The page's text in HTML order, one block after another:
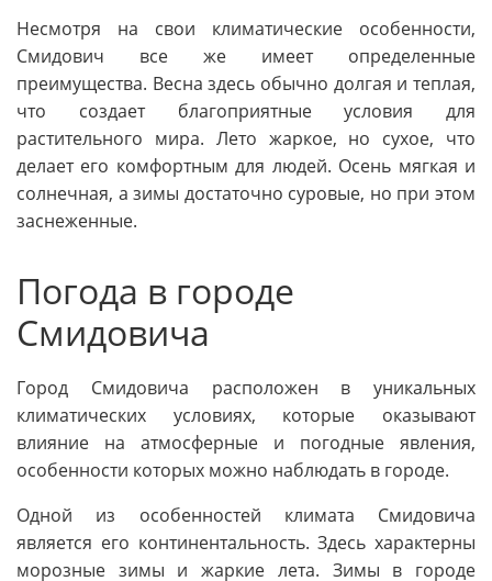
Несмотря на свои климатические особенности,
Смидович все же имеет определенные
преимущества. Весна здесь обычно долгая и теплая,
что создает благоприятные условия для
растительного мира. Лето жаркое, но сухое, что
делает его комфортным для людей. Осень мягкая и
солнечная, а зимы достаточно суровые, но при этом
заснеженные.
Погода в городе
Смидовича
Город Смидовича расположен в уникальных
климатических условиях, которые оказывают
влияние на атмосферные и погодные явления,
особенности которых можно наблюдать в городе.
Одной из особенностей климата Смидовича
является его континентальность. Здесь характерны
морозные зимы и жаркие лета. Зимы в городе